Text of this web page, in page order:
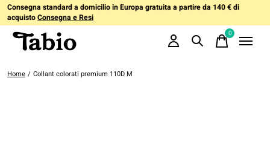
Consegna standard a domicilio in Europa gratuita a partire da 140 € di
acquistoConsegna e Resi
0items
Home / Collant colorati premium 110D M